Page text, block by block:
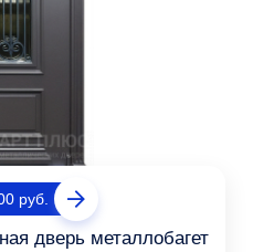
руб.
дверь металлобагет